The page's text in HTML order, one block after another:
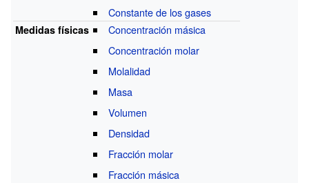
Constante de los gases
Medidas físicas
Concentración másica
Concentración molar
Molalidad
Masa
Volumen
Densidad
Fracción molar
Fracción másica